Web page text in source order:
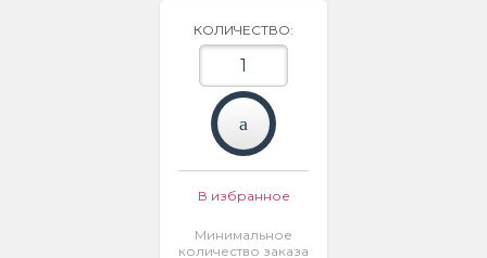
КОЛИЧЕСТВО:
В избранное
Минимальное
количество заказа